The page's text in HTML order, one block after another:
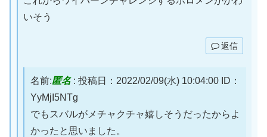
いそう
返信
名前:匿名: 投稿日：2022/02/09(水) 10:04:00
ID：
YyMjI5NTg
でもスバルがメチャクチャ嬉しそうだったからよ
かったと思いました。